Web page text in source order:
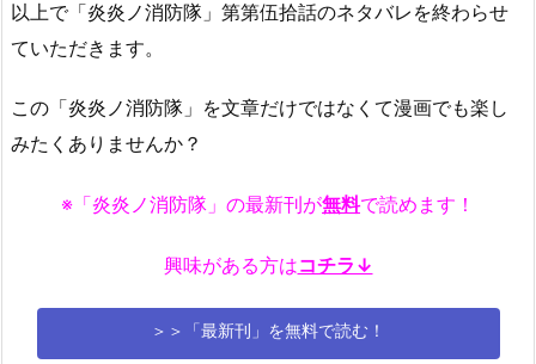
以上で「炎炎ノ消防隊」第第伍拾話のネタバレを終わらせ
ていただきます。
この「炎炎ノ消防隊」を文章だけではなくて漫画でも楽し
みたくありませんか？
※「炎炎ノ消防隊」の最新刊が無料で読めます！
興味がある方はコチラ↓
＞＞「最新刊」を無料で読む！